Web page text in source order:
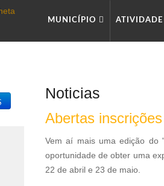
MUNICÍPIO
Noticias
Abertas
Vem aí mais uma edição do
oportunidade de obter uma
22 de abril e 23 de maio.